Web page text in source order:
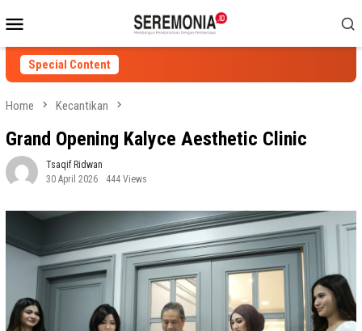
to
contentMenu
Special Content
Home Kecantikan
Grand Opening Kalyce Aesthetic Clinic
Tsaqif Ridwan
30 April 2026
444 Views